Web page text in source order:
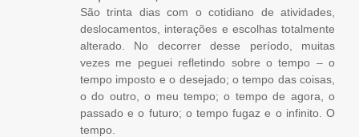
São trinta dias com o cotidiano de atividades,
deslocamentos, interações e escolhas totalmente
alterado. No decorrer desse período, muitas
vezes me peguei refletindo sobre o tempo – o
tempo imposto e o desejado; o tempo das coisas,
o do outro, o meu tempo; o tempo de agora, o
passado e o futuro; o tempo fugaz e o infinito. O
tempo.